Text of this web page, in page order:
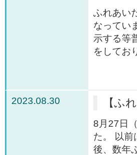
ふれあい
なってい
示する等
をしてお
2023.08.30 【ふ
8月27日
た。 以前
後、数年